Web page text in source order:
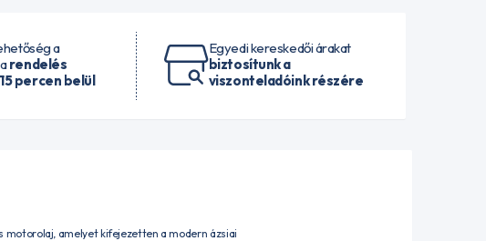
a
rendelés
percen belül
Egyedi kereskedői árakat
biztosítunk a
viszonteladóink részére
motorolaj, amelyet kifejezetten a modern ázsiai